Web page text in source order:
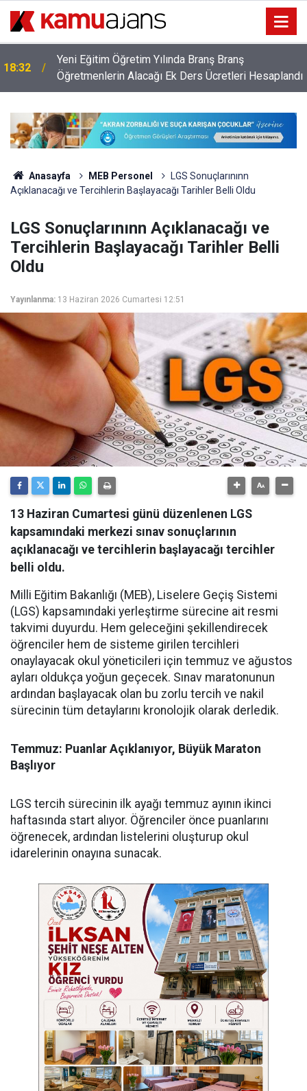
18:32
Yeni Eğitim Öğretim Yılında Branş Branş
Öğretmenlerin Alacağı Ek Ders Ücretleri Hesaplandı
Anasayfa MEB Personel
LGS Sonuçlarınınn
Açıklanacağı ve Tercihlerin Başlayacağı Tarihler Belli Oldu
LGS Sonuçlarınınn Açıklanacağı ve
Tercihlerin Başlayacağı Tarihler Belli
Oldu
Yayınlanma: 13 Haziran 2026 Cumartesi 12:51
13 Haziran Cumartesi günü düzenlenen LGS
kapsamındaki merkezi sınav sonuçlarının
açıklanacağı ve tercihlerin başlayacağı tercihler
belli oldu.
Milli Eğitim Bakanlığı (MEB), Liselere Geçiş Sistemi
(LGS) kapsamındaki yerleştirme sürecine ait resmi
takvimi duyurdu. Hem geleceğini şekillendirecek
öğrenciler hem de sisteme girilen tercihleri
onaylayacak okul yöneticileri için temmuz ve ağustos
ayları oldukça yoğun geçecek. Sınav maratonunun
ardından başlayacak olan bu zorlu tercih ve nakil
sürecinin tüm detaylarını kronolojik olarak derledik.
​Temmuz: Puanlar Açıklanıyor, Büyük Maraton
Başlıyor
​LGS tercih sürecinin ilk ayağı temmuz ayının ikinci
haftasında start alıyor. Öğrenciler önce puanlarını
öğrenecek, ardından listelerini oluşturup okul
idarelerinin onayına sunacak.